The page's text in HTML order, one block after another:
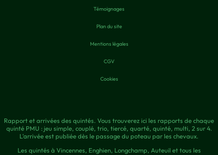
Témoignages
Plan du site
Mentions légales
CGV
Cookies
Rapport et arrivées des quintés. Vous trouverez ici les rapports de chaque
quinté PMU : jeu simple, couplé, trio, tiercé, quarté, quinté, multi, 2 sur 4.
L'arrivée est publiée dès le passage du poteau par les chevaux.
Les quintés à Vincennes, Enghien, Longchamp, Auteuil et tous les